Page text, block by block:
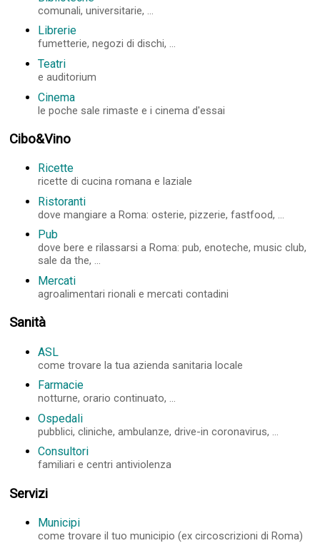
comunali, universitarie, ...
Librerie
fumetterie, negozi di dischi, ...
Teatri
e auditorium
Cinema
le poche sale rimaste e i cinema d'essai
Cibo&Vino
Ricette
ricette di cucina romana e laziale
Ristoranti
dove mangiare a Roma: osterie, pizzerie, fastfood, ...
Pub
dove bere e rilassarsi a Roma: pub, enoteche, music club,
sale da the, ...
Mercati
agroalimentari rionali e mercati contadini
Sanità
ASL
come trovare la tua azienda sanitaria locale
Farmacie
notturne, orario continuato, ...
Ospedali
pubblici, cliniche, ambulanze, drive-in coronavirus, ...
Consultori
familiari e centri antiviolenza
Servizi
Municipi
come trovare il tuo municipio (ex circoscrizioni di Roma)